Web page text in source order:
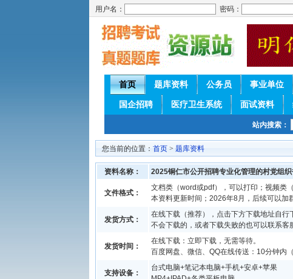
用户名： 密码：
首页 题库资料 公务员 事业单位
国企招聘 医疗卫生系统 面试资料
站内搜索：
您当前的位置： 首页 > 题库资料
资料名称： 2025铜仁市公开招聘专业化管理的村党组
文件格式：
文档类（word或pdf），可以打印；视频类
本资料更新时间；2026年8月，后续可以加
发货方式：
在线下载（推荐），点击下方下载地址自行
不会下载的，或者下载失败的也可以联系客
发货时间：
在线下载：立即下载，无需等待。
百度网盘、微信、QQ在线传送：10分钟内
支持设备：
台式电脑+笔记本电脑+手机+安卓+苹果